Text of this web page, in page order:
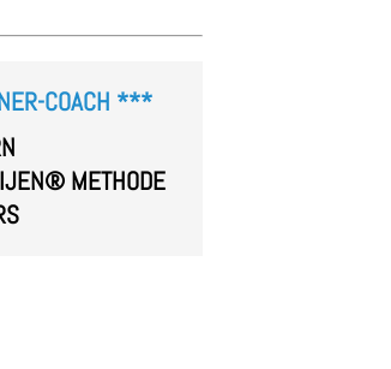
COACH ***
METHODE